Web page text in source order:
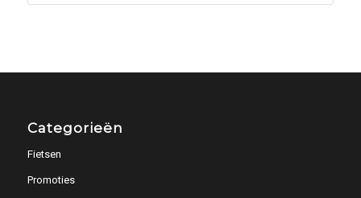
Categorieën
Fietsen
Promoties